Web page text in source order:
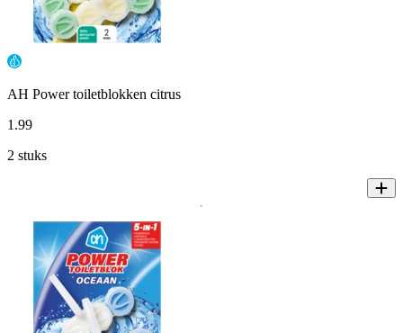
AH Power toiletblokken citrus
1.99
2 stuks